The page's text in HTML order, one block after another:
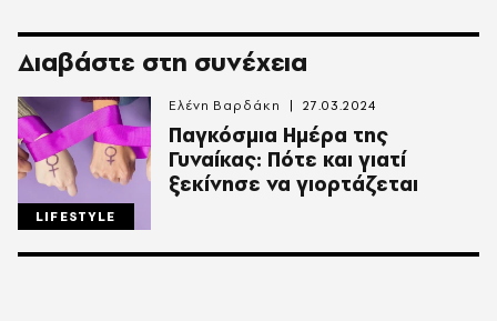
Διαβάστε στη συνέχεια
LIFESTYLE
Παγκόσμια Ημέρα της
Γυναίκας: Πότε και γιατί
ξεκίνησε να γιορτάζεται
Ελένη Βαρδάκη 27.03.2024